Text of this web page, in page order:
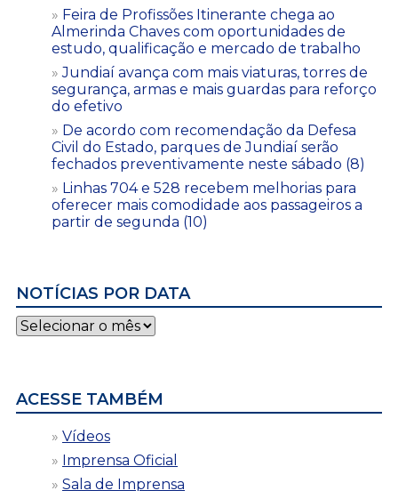
Feira de Profissões Itinerante chega ao
Almerinda Chaves com oportunidades de
estudo, qualificação e mercado de trabalho
Jundiaí avança com mais viaturas, torres de
segurança, armas e mais guardas para reforço
do efetivo
De acordo com recomendação da Defesa
Civil do Estado, parques de Jundiaí serão
fechados preventivamente neste sábado (8)
Linhas 704 e 528 recebem melhorias para
oferecer mais comodidade aos passageiros a
partir de segunda (10)
NOTÍCIAS POR DATA
Notícias
por
ACESSE TAMBÉM
Vídeos
Imprensa Oficial
Sala de Imprensa